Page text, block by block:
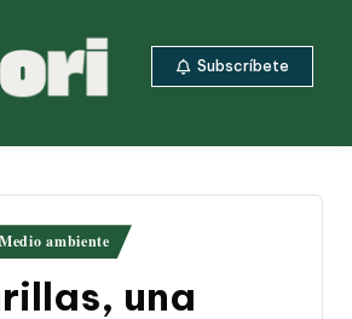
Subscríbete
Medio ambiente
una